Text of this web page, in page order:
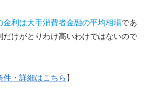
金利は大手消費者金融の平均相場であ
だけがとりわけ高いわけではないので
件・詳細はこちら 】